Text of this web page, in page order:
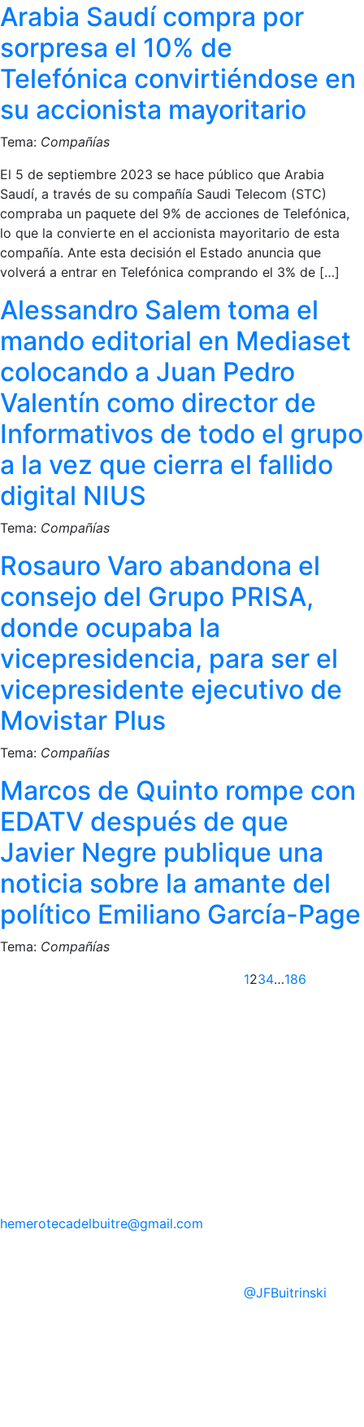
Arabia Saudí compra por
sorpresa el 10% de
Telefónica convirtiéndose en
su accionista mayoritario
Tema: Compañías
El 5 de septiembre 2023 se hace público que Arabia
Saudí, a través de su compañía Saudi Telecom (STC)
compraba un paquete del 9% de acciones de Telefónica,
lo que la convierte en el accionista mayoritario de esta
compañía. Ante esta decisión el Estado anuncia que
volverá a entrar en Telefónica comprando el 3% de […]
Alessandro Salem toma el
mando editorial en Mediaset
colocando a Juan Pedro
Valentín como director de
Informativos de todo el grupo
a la vez que cierra el fallido
digital NIUS
Tema: Compañías
Rosauro Varo abandona el
consejo del Grupo PRISA,
donde ocupaba la
vicepresidencia, para ser el
vicepresidente ejecutivo de
Movistar Plus
Tema: Compañías
Marcos de Quinto rompe con
EDATV después de que
Javier Negre publique una
noticia sobre la amante del
político Emiliano García-Page
Tema: Compañías
1234…186
hemerotecadelbuitre@gmail.com
@JFBuitrinski